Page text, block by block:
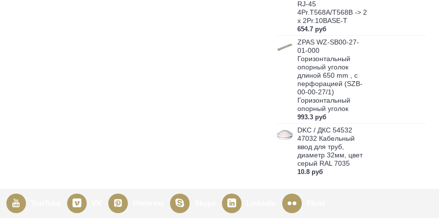
RJ-45
4Pr.T568A/T568B -> 2
x 2Pr.10BASE-T
654.7 руб
ZPAS WZ-SB00-27-
01-000
Горизонтальный
опорный уголок
длиной 650 mm , с
перфорацией (SZB-
00-00-27/1)
Горизонтальный
опорный уголок
993.3 руб
DKC / ДКС 54532
47032 Кабельный
ввод для труб,
диаметр 32мм, цвет
серый RAL 7035
10.8 руб